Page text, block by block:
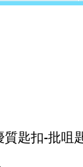
匙扣-批咀